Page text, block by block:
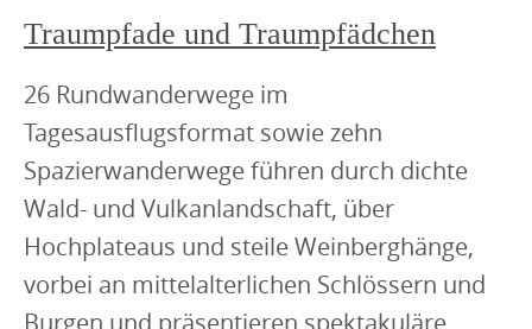
Traumpfade und Traumpfädchen
26 Rundwanderwege im
Tagesausflugsformat sowie zehn
Spazierwanderwege führen durch dichte
Wald- und Vulkanlandschaft, über
Hochplateaus und steile Weinberghänge,
vorbei an mittelalterlichen Schlössern und
Burgen und präsentieren spektakuläre